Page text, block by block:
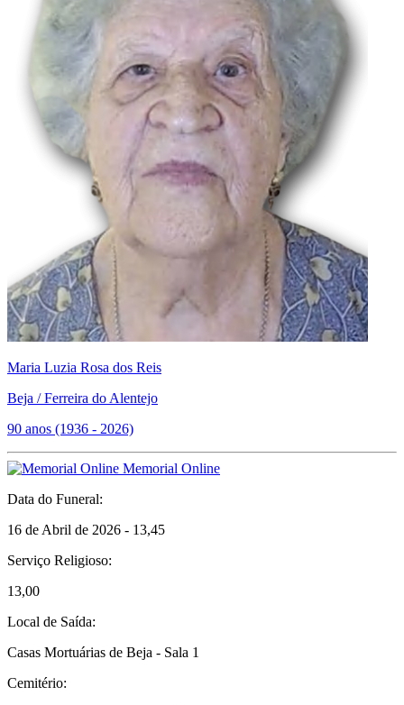
Maria Luzia Rosa dos Reis
Beja / Ferreira do Alentejo
90 anos (1936 - 2026)
Memorial Online
Data do Funeral:
16 de Abril de 2026 - 13,45
Serviço Religioso:
13,00
Local de Saída:
Casas Mortuárias de Beja - Sala 1
Cemitério: